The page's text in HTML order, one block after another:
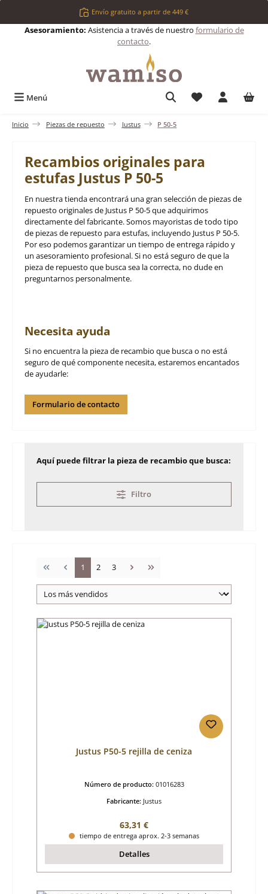
Saltar al contenido principalEnvío gratuito a partir de 449 €
Asesoramiento: Asistencia a través de nuestro formulario de
contacto.
Menú Tienes 0
Inicio Piezas de repuesto Justus P 50-5
Recambios originales para
estufas Justus P 50-5
En nuestra tienda encontrará una gran selección de piezas de
repuesto originales de Justus P 50-5 que adquirimos
directamente del fabricante. Somos mayoristas de todo tipo
de piezas de repuesto para estufas, incluyendo Justus P 50-5.
Por eso podemos garantizar un tiempo de entrega rápido y
un asesoramiento profesional. Si no está seguro de que la
pieza de repuesto que busca sea la correcta, no dude en
preguntarnos personalmente.
Necesita ayuda
Si no encuentra la pieza de recambio que busca o no está
seguro de qué componente necesita, estaremos encantados
de ayudarle:
Formulario de contacto
Aquí puede filtrar la pieza de recambio que busca:
Filtro
Página
1 Página
2 Página
3
Justus P50-5 rejilla de ceniza
Número de producto: 01016283
Fabricante: Justus
Precio normal:
63,31 €
tiempo de entrega aprox. 2-3 semanas
Detalles